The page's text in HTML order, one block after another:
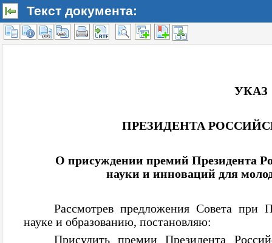
Текст документа: